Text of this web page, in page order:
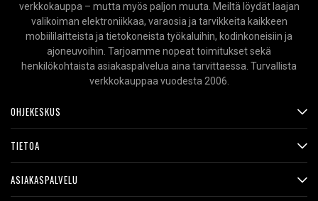
verkkokauppa – mutta myös paljon muuta. Meiltä löydät laajan
valikoiman elektroniikkaa, varaosia ja tarvikkeita kaikkeen
mobiililaitteista ja tietokoneista työkaluihin, kodinkoneisiin ja
ajoneuvoihin. Tarjoamme nopeat toimitukset sekä
henkilökohtaista asiakaspalvelua aina tarvittaessa. Turvallista
verkkokauppaa vuodesta 2006.
OHJEKESKUS
TIETOA
ASIAKASPALVELU